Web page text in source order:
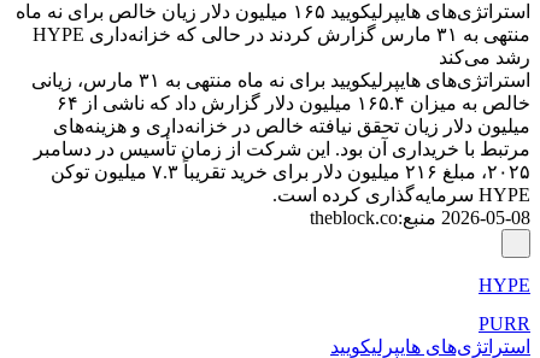
استراتژی‌های هایپرلیکویید ۱۶۵ میلیون دلار زیان خالص برای نه ماه
منتهی به ۳۱ مارس گزارش کردند در حالی که خزانه‌داری HYPE
رشد می‌کند
استراتژی‌های هایپرلیکویید برای نه ماه منتهی به ۳۱ مارس، زیانی
خالص به میزان ۱۶۵.۴ میلیون دلار گزارش داد که ناشی از ۶۴
میلیون دلار زیان تحقق نیافته خالص در خزانه‌داری و هزینه‌های
مرتبط با خریداری آن بود. این شرکت از زمان تأسیس در دسامبر
۲۰۲۵، مبلغ ۲۱۶ میلیون دلار برای خرید تقریباً ۷.۳ میلیون توکن
HYPE سرمایه‌گذاری کرده است.
2026-05-08 منبع:
theblock.co
HYPE
PURR
استراتژی‌های هایپرلیکویید